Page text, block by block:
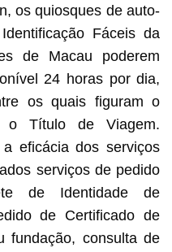
os quiosques de auto-
Fáceis da
de Macau poderem
24 horas por dia,
os quais figuram o
o Título de Viagem.
eficácia dos serviços
serviços de pedido
de Identidade de
de Certificado de
fundação, consulta de